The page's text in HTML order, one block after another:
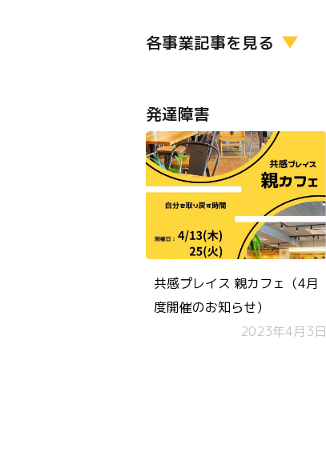
各事業記事を見る
発達障害
共感プレイス 親カフェ（4月
度開催のお知らせ）
2023年4月3日